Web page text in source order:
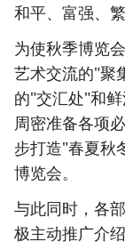
和平、富强、
为使秋季博览
艺术交流的"聚
的"交汇处"和
周密准备各项
步打造"春夏秋
博览会。
与此同时，各
极主动推广介